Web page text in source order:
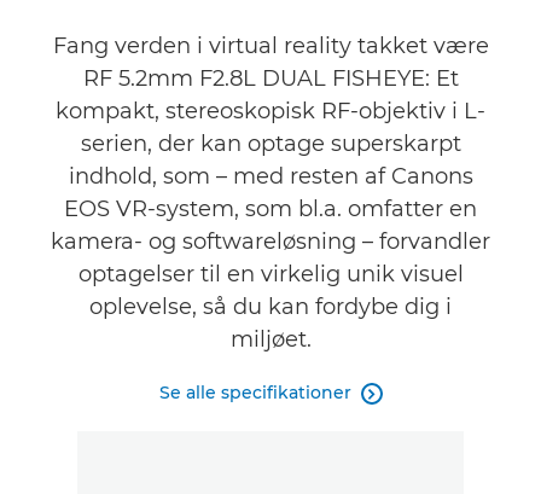
Galleriet
Anmeldelser
FIND EN FORHANDLER
Fang verden i virtual reality takket være
RF 5.2mm F2.8L DUAL FISHEYE: Et
kompakt, stereoskopisk RF-objektiv i L-
serien, der kan optage superskarpt
indhold, som – med resten af Canons
EOS VR-system, som bl.a. omfatter en
kamera- og softwareløsning – forvandler
optagelser til en virkelig unik visuel
oplevelse, så du kan fordybe dig i
miljøet.
Se alle specifikationer 